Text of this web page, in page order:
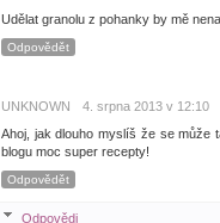
Udělat granolu z pohanky by mě
Odpovědět
UNKNOWN
4. srpna 2013 v 12:10
Ahoj, jak dlouho myslíš že se může
blogu moc super recepty!
Odpovědět
Odpovědi